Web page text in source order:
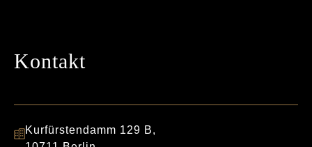
Kontakt
Kurfürstendamm 129 B,